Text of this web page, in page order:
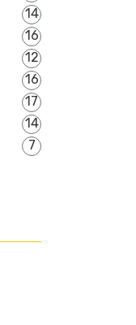
14
16
12
16
17
14
7